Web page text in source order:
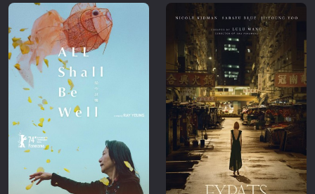
Επιστημονικής Φαντασίας
Ερωτικές
Ευρωπαικός Κινηματογράφος
Θρησκευτικές
Θρίλερ
Ιστορικές
Καταστροφής
Κλασσικές